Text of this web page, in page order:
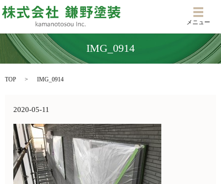
メニ
メニュー
IMG_0914
TOP IMG_0914
2020-05-11